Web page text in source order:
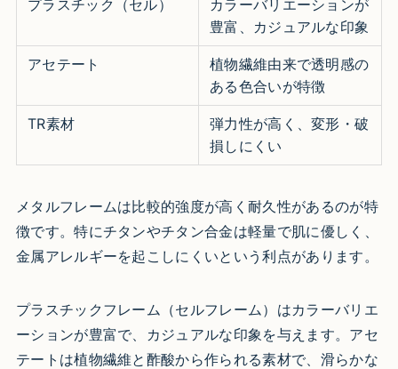
プラスチック（セル）
カラーバリエーションが
豊富、カジュアルな印象
アセテート
植物繊維由来で透明感の
ある色合いが特徴
TR素材
弾力性が高く、変形・破
損しにくい
メタルフレームは比較的強度が高く耐久性があるのが特
徴です。特にチタンやチタン合金は軽量で肌に優しく、
金属アレルギーを起こしにくいという利点があります。
プラスチックフレーム（セルフレーム）はカラーバリエ
ーションが豊富で、カジュアルな印象を与えます。アセ
テートは植物繊維と酢酸から作られる素材で、滑らかな